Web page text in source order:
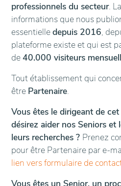
professionnels du secteur.
informations que nous
essentielledepuis 2016,
plateforme existe et qui est
de40.000 visiteurs
Tout établissement qui
être Partenaire.
Vous êtes le dirigeant de
désirez aider nos Seniors et
leurs recherches ? Prenez
pour être Partenaire par e-
lien vers formulaire de
Vous êtes un Senior, un